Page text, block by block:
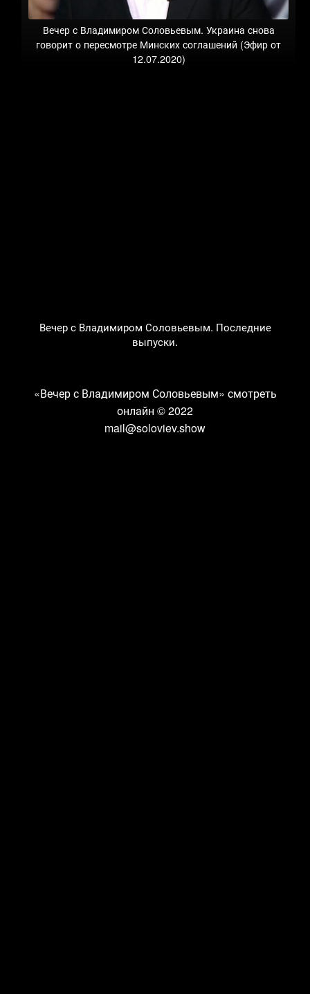
Вечер с Владимиром Соловьевым. Украина снова
говорит о пересмотре Минских соглашений (Эфир от
12.07.2020)
Вечер с Владимиром Соловьевым. Последние
выпуски.
«Вечер с Владимиром Соловьевым» смотреть
онлайн © 2022
mail@soloviev.show